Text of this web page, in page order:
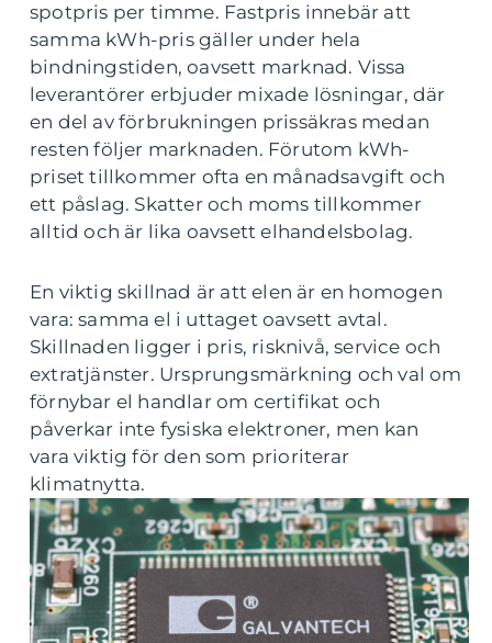
spotpris per timme. Fastpris innebär att
samma kWh-pris gäller under hela
bindningstiden, oavsett marknad. Vissa
leverantörer erbjuder mixade lösningar, där
en del av förbrukningen prissäkras medan
resten följer marknaden. Förutom kWh-
priset tillkommer ofta en månadsavgift och
ett påslag. Skatter och moms tillkommer
alltid och är lika oavsett elhandelsbolag.
En viktig skillnad är att elen är en homogen
vara: samma el i uttaget oavsett avtal.
Skillnaden ligger i pris, risknivå, service och
extratjänster. Ursprungsmärkning och val om
förnybar el handlar om certifikat och
påverkar inte fysiska elektroner, men kan
vara viktig för den som prioriterar
klimatnytta.